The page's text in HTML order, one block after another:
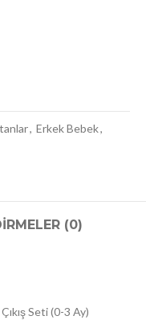
, Erkek Bebek,
(0)
Seti (0-3 Ay)